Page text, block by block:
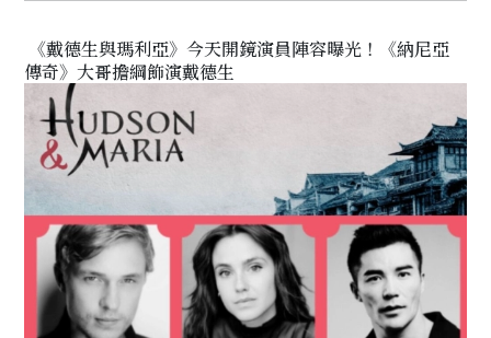
《戴德生與瑪利亞》今天開鏡演員陣容曝光！《納尼亞
傳奇》大哥擔綱飾演戴德生